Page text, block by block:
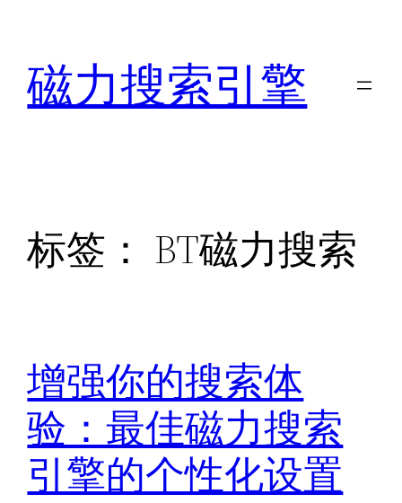
磁力搜索引擎
标签： BT磁力搜索
增强你的搜索体
验：最佳磁力搜索
引擎的个性化设置